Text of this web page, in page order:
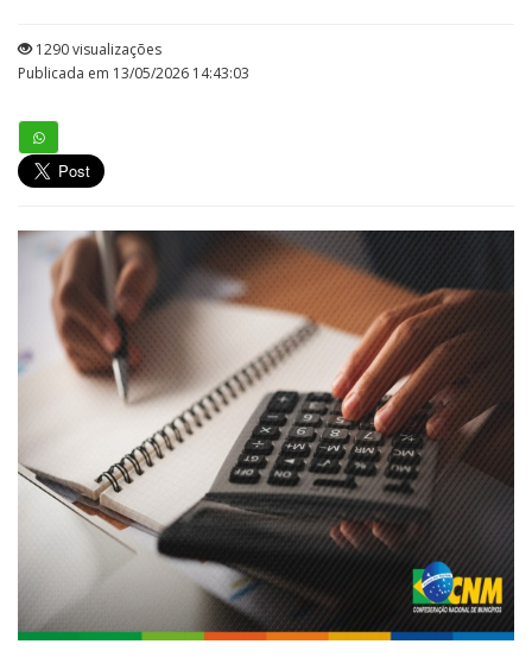
1290 visualizações
Publicada em 13/05/2026 14:43:03